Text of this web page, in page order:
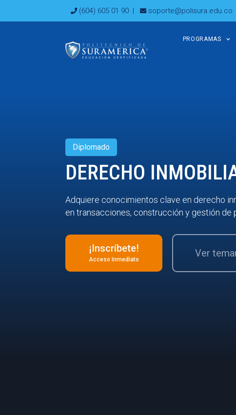
(604) 605 01 90 | soporte@polisura.edu.co
PROGRAMAS
Diplomado
DERECHO
Adquiere conocimientos clave en derecho
en transacciones, construcción y gestión de
¡Inscríbete!
Acceso Inmediato
Ver